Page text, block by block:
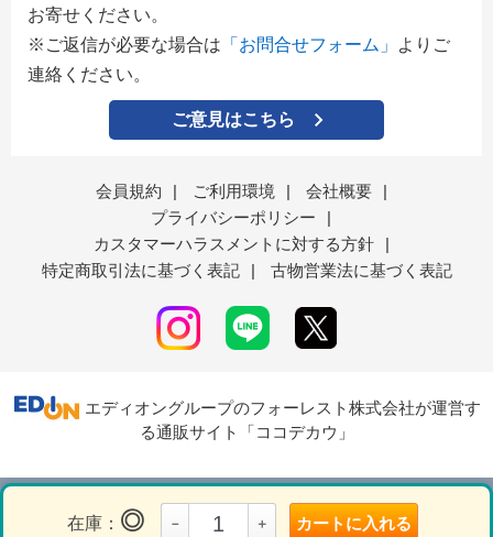
在庫： ◎ － ＋ カートに入れる
お寄せください。
※ご返信が必要な場合は 「お問合せフォーム」
よりご
連絡ください。
ご意見はこちら
会員規約 | ご利用環境 | 会社概要
|
プライバシーポリシー
|
カスタマーハラスメントに対する方針
|
特定商取引法に基づく表記
| 古物営業法に基づく表記
エディオングループのフォーレスト株式会社が運営す
る通販サイト「ココデカウ」
表示モード ＰＣ スマートフォン